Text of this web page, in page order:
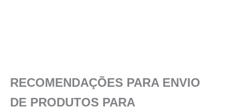
RECOMENDAÇÕES PARA ENVIO
DE PRODUTOS PARA